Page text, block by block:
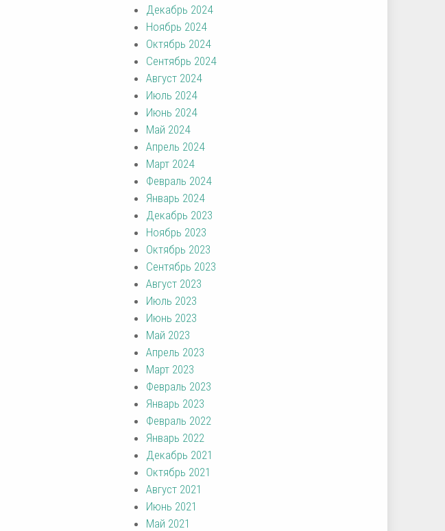
Декабрь 2024
Ноябрь 2024
Октябрь 2024
Сентябрь 2024
Август 2024
Июль 2024
Июнь 2024
Май 2024
Апрель 2024
Март 2024
Февраль 2024
Январь 2024
Декабрь 2023
Ноябрь 2023
Октябрь 2023
Сентябрь 2023
Август 2023
Июль 2023
Июнь 2023
Май 2023
Апрель 2023
Март 2023
Февраль 2023
Январь 2023
Февраль 2022
Январь 2022
Декабрь 2021
Октябрь 2021
Август 2021
Июнь 2021
Май 2021